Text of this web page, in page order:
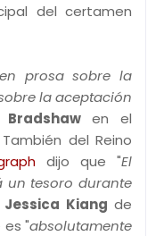
del certamen
prosa sobre la
la aceptación
Bradshawen el
También del Reino
dijo que "El
un tesoro durante
Jessica Kiangde
es "absolutamente